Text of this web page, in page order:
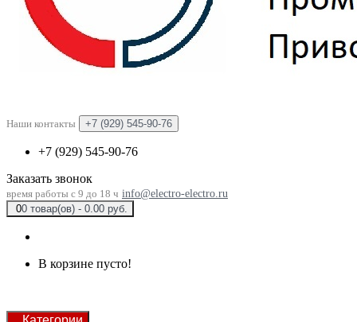
Наши контакты +7 (929) 545-90-76
+7 (929) 545-90-76
Заказать звонок
время работы с 9 до 18 ч info@electro-electro.ru
00 товар(ов) - 0.00 руб.
В корзине пусто!